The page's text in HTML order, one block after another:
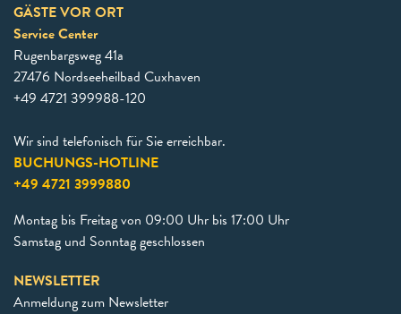
GÄSTE VOR ORT
Service Center
Rugenbargsweg 41a
27476 Nordseeheilbad Cuxhaven
+49 4721 399988-120
Wir sind telefonisch für Sie erreichbar.
BUCHUNGS-HOTLINE
+49 4721 3999880
Montag bis Freitag von 09:00 Uhr bis 17:00 Uhr
Samstag und Sonntag geschlossen
NEWSLETTER
Anmeldung zum Newsletter